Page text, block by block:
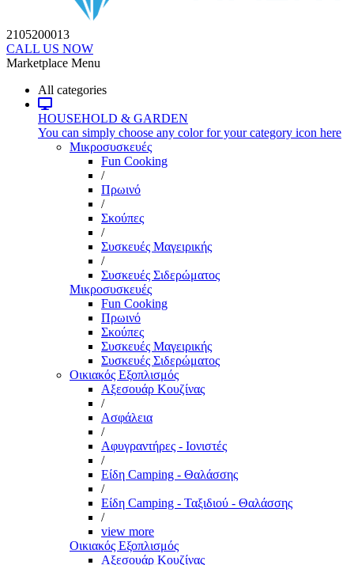
2105200013
CALL US NOW
Marketplace Menu
All categories
HOUSEHOLD & GARDEN
You can simply choose any color for your category icon here
Μικροσυσκευές
Fun Cooking
/
Πρωινό
/
Σκούπες
/
Συσκευές Μαγειρικής
/
Συσκευές Σιδερώματος
Μικροσυσκευές
Fun Cooking
Πρωινό
Σκούπες
Συσκευές Μαγειρικής
Συσκευές Σιδερώματος
Οικιακός Εξοπλισμός
Αξεσουάρ Κουζίνας
/
Ασφάλεια
/
Αφυγραντήρες - Ιονιστές
/
Είδη Camping - Θαλάσσης
/
Είδη Camping - Ταξιδιού - Θαλάσσης
/
view more
Οικιακός Εξοπλισμός
Αξεσουάρ Κουζίνας